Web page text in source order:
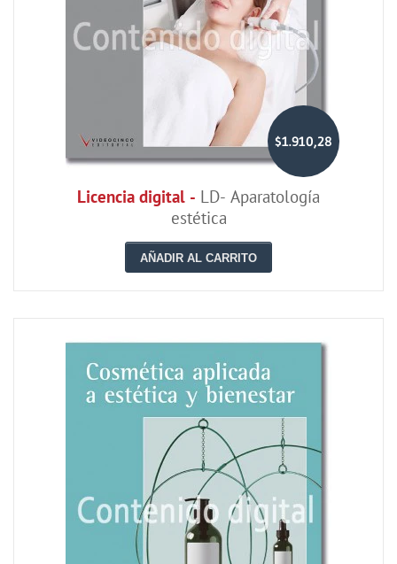
$1.910,28
Licencia digital - LD- Aparatología
estética
AÑADIR AL CARRITO